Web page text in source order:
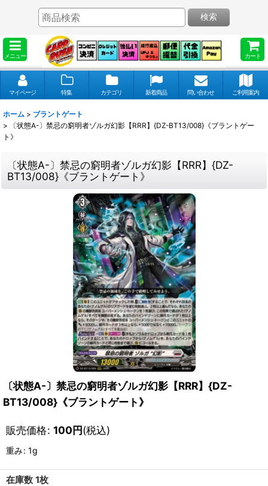
メニュー カート
検索
マイページ 特集 カテゴリ 新着商品 問い合わせ ご利用案内
ホーム > ブラントゲート
>
〔状態A-〕禁忌の窮明者ゾルガ幻影【RRR】{DZ-BT13/008}《ブラントゲー
ト》
〔状態A-〕禁忌の窮明者ゾルガ幻影【RRR】{DZ-
BT13/008}《ブラントゲート》
〔状態A-〕禁忌の窮明者ゾルガ幻影【RRR】{DZ-
BT13/008}《ブラントゲート》
販売価格: 100円(税込)
重み: 1g
在庫数 1枚